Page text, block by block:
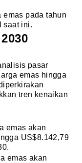
emas pada tahun
saat ini.
pasar
emas hingga
tren kenaikan
emas akan
US$8.142,79
emas akan